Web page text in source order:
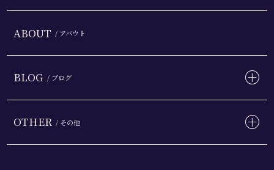
ABOUT / アバウト
BLOG / ブログ
OTHER / その他